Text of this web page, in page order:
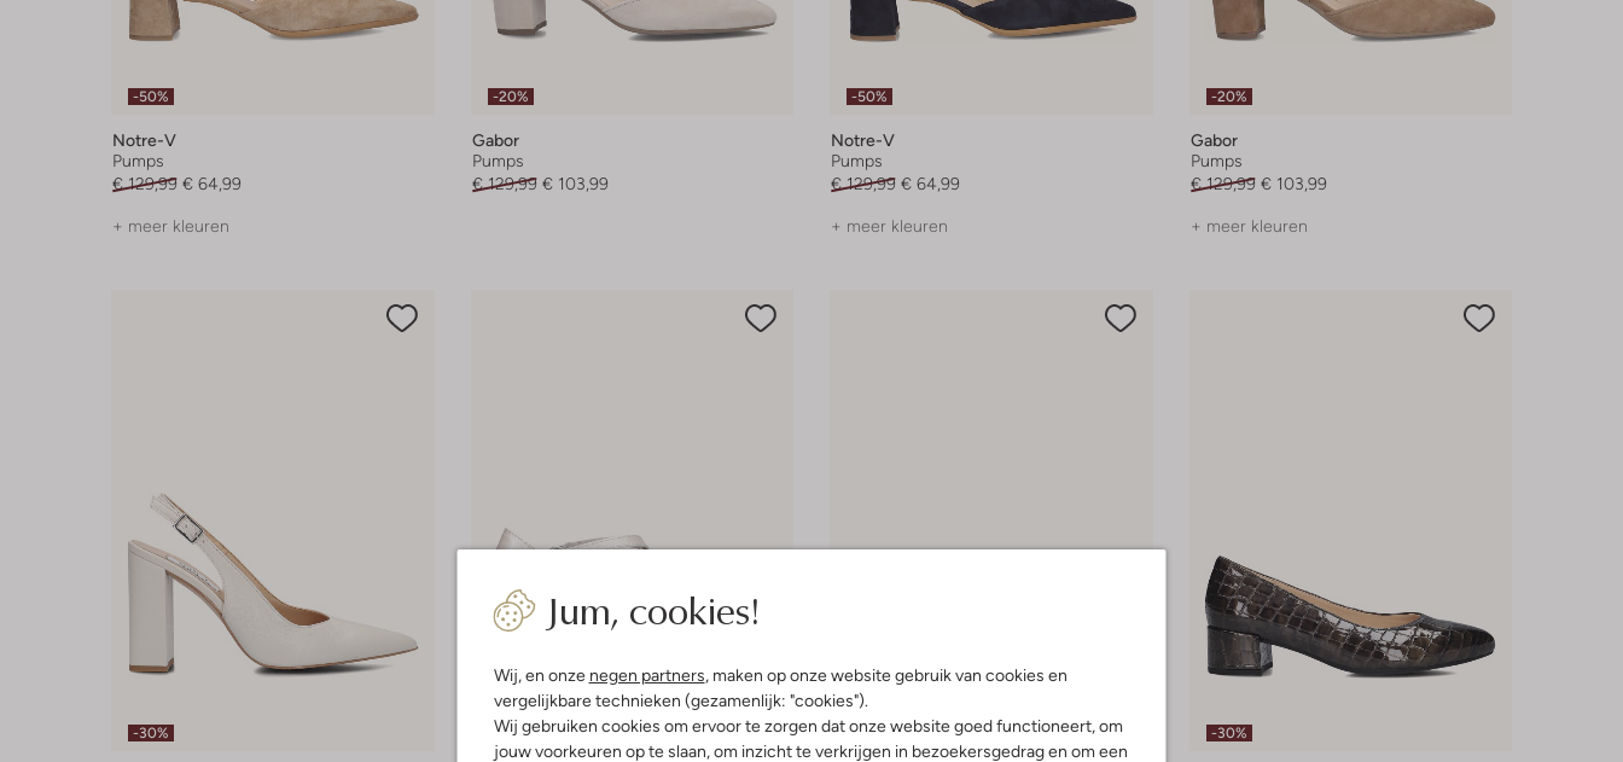
Jum, cookies!
Wij, en onze negen partners, maken op onze website gebruik van cookies en
vergelijkbare technieken (gezamenlijk: "cookies").
Wij gebruiken cookies om ervoor te zorgen dat onze website goed functioneert, om
jouw voorkeuren op te slaan, om inzicht te verkrijgen in bezoekersgedrag en om een
-50%
Notre-V
Pumps
€ 129,99 € 64,99
+ meer kleuren
-20%
Gabor
Pumps
€ 129,99 € 103,99
-50%
Notre-V
Pumps
€ 129,99 € 64,99
+ meer kleuren
-20%
Gabor
Pumps
€ 129,99 € 103,99
+ meer kleuren
-30%
Laatste items
-30%
-30%